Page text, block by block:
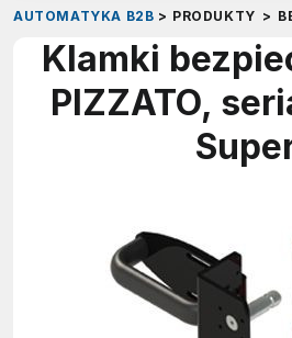
AUTOMATYKA B2B > PRODUKTY >
Klamki
PIZZATO,